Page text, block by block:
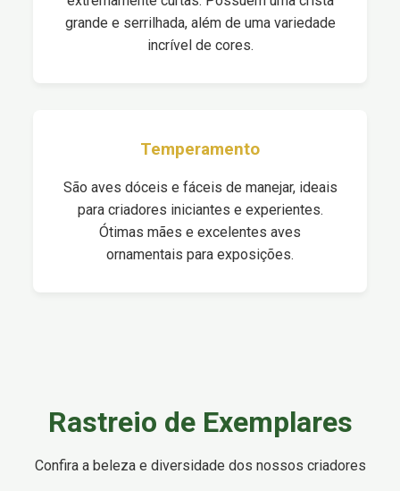
grande e serrilhada, além de uma variedade
incrível de cores.
Temperamento
São aves dóceis e fáceis de manejar, ideais
para criadores iniciantes e experientes.
Ótimas mães e excelentes aves
ornamentais para exposições.
Rastreio de Exemplares
Confira a beleza e diversidade dos nossos criadores